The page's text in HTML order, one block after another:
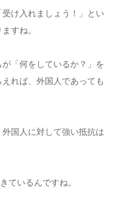
け入れましょう！」とい
すね。
「何をしているか？」を
れば、外国人であっても
国人に対して強い抵抗は
ているんですね。